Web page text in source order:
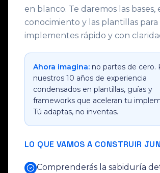
en blanco. Te daremos las bases,
conocimiento y las plantillas
implementes rápido y con
Ahora imagina: no partes de cero.
nuestros 10 años de experiencia
condensados en plantillas, guías y
frameworks que aceleran tu
Tú adaptas, no inventas.
LO QUE VAMOS A CONSTRUIR
Comprenderás la sabiduría